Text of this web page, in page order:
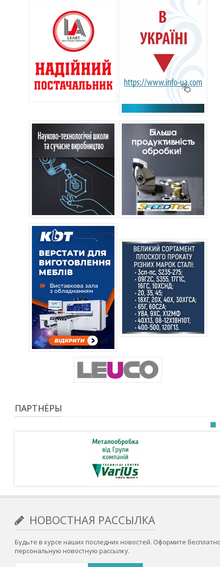
ПАРТНЁРЫ
НОВОСТНАЯ РАССЫЛКА
Будьте в курсе наших последних новостей. Оформите
персональную новостную рассылку.